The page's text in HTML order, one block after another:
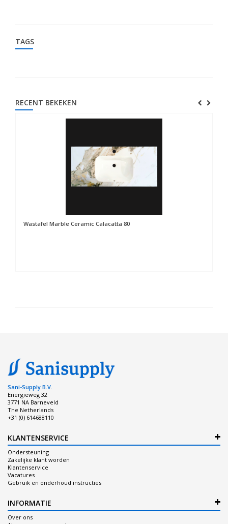
TAGS
RECENT BEKEKEN
Wastafel Marble Ceramic Calacatta 80
Sani-Supply B.V.
Energieweg 32
3771 NA Barneveld
The Netherlands
+31 (0) 614688110
KLANTENSERVICE
Ondersteuning
Zakelijke klant worden
Klantenservice
Vacatures
Gebruik en onderhoud instructies
INFORMATIE
Over ons